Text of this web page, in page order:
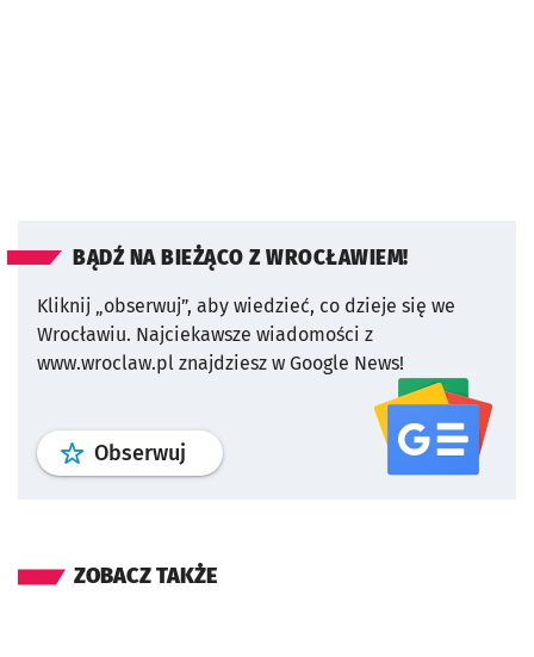
BĄDŹ NA BIEŻĄCO Z WROCŁAWIEM!
Kliknij „obserwuj”, aby wiedzieć, co dzieje się we
Wrocławiu. Najciekawsze wiadomości z
www.wroclaw.pl znajdziesz w Google News!
Obserwuj profil serwisu
ZOBACZ TAKŻE